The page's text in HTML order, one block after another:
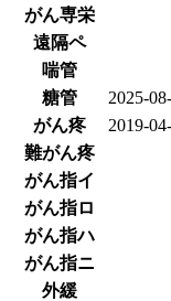
がん専栄
遠隔ペ
喘管
糖管
2025-
がん疼
2019-
難がん疼
がん指イ
がん指ロ
がん指ハ
がん指ニ
外緩